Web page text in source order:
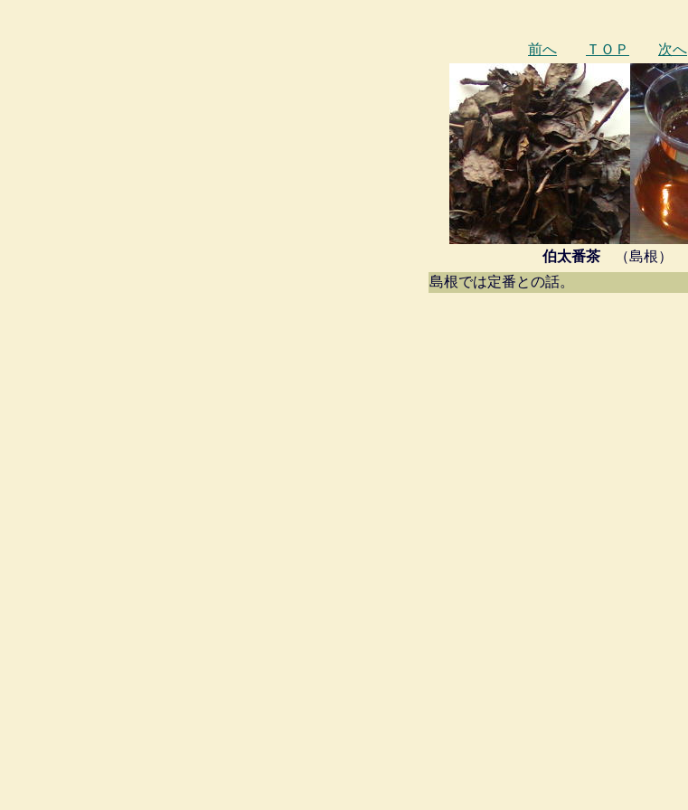
前へ ＴＯＰ 次へ
伯太番茶 （島根）
島根では定番との話。